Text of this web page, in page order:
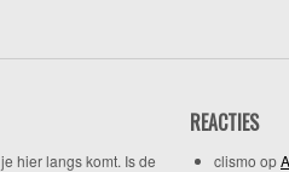
hier langs komt. Is de
REACTIES
clismo op